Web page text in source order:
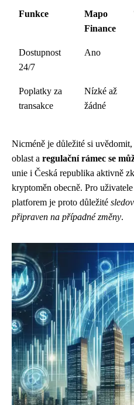
Funkce
Mapo
Finance
Dostupnost
24/7
Ano
Poplatky za
transakce
Nízké až
žádné
Nicméně je důležité si
oblast a regulační rámec se
unie i Česká republika aktivně
kryptoměn obecně. Pro
platforem je proto důležité
připraven na případné změny.